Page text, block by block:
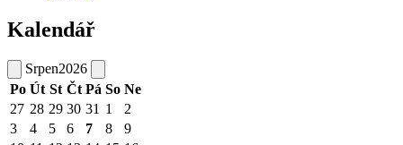
Kalendář
Srpen2026
Po Út St Čt Pá So Ne
27 28 29 30 31 1
2
3
4 5 6 7 8
9